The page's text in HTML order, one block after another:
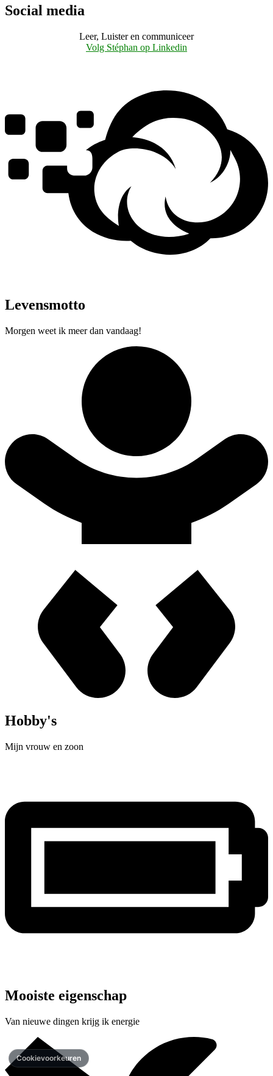
Social media
Leer, Luister en communiceer
Volg Stéphan op Linkedin
Levensmotto
Morgen weet ik meer dan vandaag!
Hobby's
Mijn vrouw en zoon
Mooiste eigenschap
Van nieuwe dingen krijg ik energie
Cookievoorkeuren